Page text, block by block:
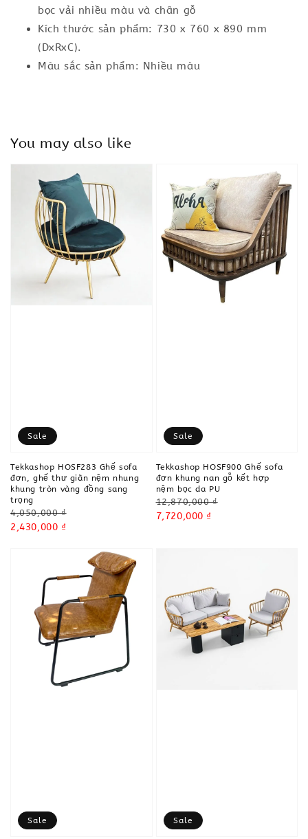
bọc vải nhiều màu và chân gỗ
Kích thước sản phẩm: 730 x 760 x 890 mm
(DxRxC).
Màu sắc sản phẩm: Nhiều màu
You may also like
Sale
Tekkashop HOSF283 Ghế sofa
đơn, ghế thư giãn nệm nhung
khung tròn vàng đồng sang
trọng
Regular
price
4,050,000 ₫
Sale
2,430,000 ₫
Sale
Tekkashop HOSF900 Ghế sofa
đơn khung nan gỗ kết hợp
nệm bọc da PU
Regular
price
12,870,000 ₫
Sale
7,720,000 ₫
Sale Sale